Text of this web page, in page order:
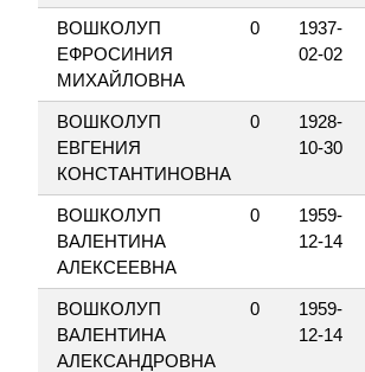
ВОШКОЛУП
ЕФРОСИНИЯ
МИХАЙЛОВНА
0
1937-
02-02
ВОШКОЛУП
ЕВГЕНИЯ
КОНСТАНТИНОВНА
0
1928-
10-30
ВОШКОЛУП
ВАЛЕНТИНА
АЛЕКСЕЕВНА
0
1959-
12-14
ВОШКОЛУП
ВАЛЕНТИНА
АЛЕКСАНДРОВНА
0
1959-
12-14